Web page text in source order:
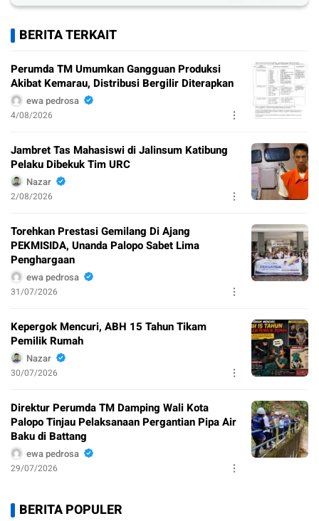
BERITA TERKAIT
Perumda TM Umumkan Gangguan Produksi
Akibat Kemarau, Distribusi Bergilir Diterapkan
ewa pedrosa
4/08/2026
Jambret Tas Mahasiswi di Jalinsum Katibung
Pelaku Dibekuk Tim URC
Nazar
2/08/2026
Torehkan Prestasi Gemilang Di Ajang
PEKMISIDA, Unanda Palopo Sabet Lima
Penghargaan
ewa pedrosa
31/07/2026
Kepergok Mencuri, ABH 15 Tahun Tikam
Pemilik Rumah
Nazar
30/07/2026
Direktur Perumda TM Damping Wali Kota
Palopo Tinjau Pelaksanaan Pergantian Pipa Air
Baku di Battang
ewa pedrosa
29/07/2026
BERITA POPULER